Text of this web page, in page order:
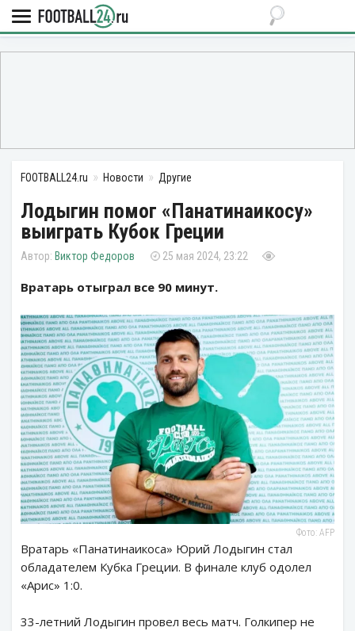
FOOTBALL24.ru Новости Другие
Лодыгин помог «Панатинаикосу»
выиграть Кубок Греции
Виктор Федоров 25 мая 2024, 23:22
Вратарь отыграл все 90 минут.
Фото: AFP
Вратарь «Панатинаикоса» Юрий Лодыгин стал
обладателем Кубка Греции. В финале клуб одолел
«Арис» 1:0.
33-летний Лодыгин провел весь матч. Голкипер не